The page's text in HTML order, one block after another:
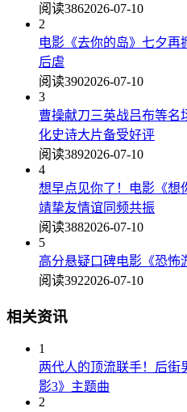
阅读3862026-07-10
2
电影《去你的岛》七夕再
后虐
阅读3902026-07-10
3
曹操献刀三英战吕布等名
化史诗大片备受好评
阅读3892026-07-10
4
想早点见你了！电影《想
靖挚友情谊同频共振
阅读3882026-07-10
5
高分悬疑口碑电影《恐怖
阅读3922026-07-10
相关资讯
1
两代人的顶流联手！后街
影3》主题曲
2